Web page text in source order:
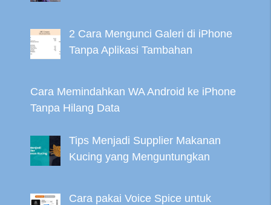
2 Cara Mengunci Galeri di iPhone
Tanpa Aplikasi Tambahan
Cara Memindahkan WA Android ke iPhone
Tanpa Hilang Data
Tips Menjadi Supplier Makanan
Kucing yang Menguntungkan
Cara pakai Voice Spice untuk